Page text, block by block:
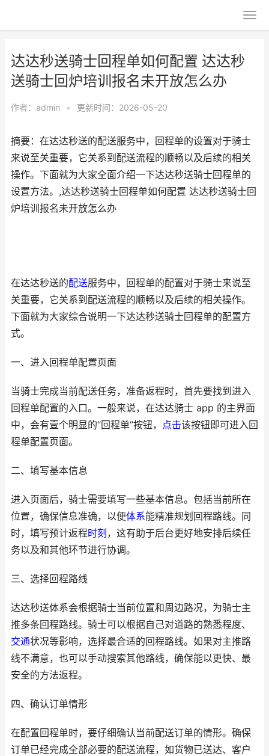
达达秒送骑士回程单如何配置 达达秒
送骑士回炉培训报名未开放怎么办
作者： admin • 更新时间：2026-05-20
摘要：在达达秒送的配送服务中，回程单的设置对于骑士
来说至关重要，它关系到配送流程的顺畅以及后续的相关
操作。下面就为大家全面介绍一下达达秒送骑士回程单的
设置方法。,达达秒送骑士回程单如何配置 达达秒送骑士回
炉培训报名未开放怎么办
在达达秒送的配送服务中，回程单的配置对于骑士来说至
关重要，它关系到配送流程的顺畅以及后续的相关操作。
下面就为大家综合说明一下达达秒送骑士回程单的配置方
式。
一、进入回程单配置页面
当骑士完成当前配送任务，准备返程时，首先要找到进入
回程单配置的入口。一般来说，在达达骑士 app 的主界面
中，会有壹个明显的“回程单”按钮，
点击该按钮即可进入回
程单配置页面。
二、填写基本信息
进入页面后，骑士需要填写一些基本信息。包括当前所在
位置，确保信息准确，以便体系能精准规划回程路线。同
时，填写预计返程时刻 ，这有助于后台更好地安排后续任
务以及和其他环节进行协调。
三、选择回程路线
达达秒送体系会根据骑士当前位置和周边路况，为骑士主
推多条回程路线。骑士可以根据自己对道路的熟悉程度、
交通状况等影响，选择最合适的回程路线。如果对主推路
线不满意，也可以手动搜索其他路线，确保能以更快、最
安全的方法返程。
四、确认订单情形
在配置回程单时，要仔细确认当前配送订单的情形。确保
订单已经完成全部必要的配送流程，如货物已送达、客户